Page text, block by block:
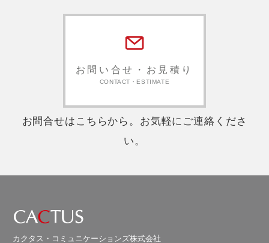
お問い合せ・お見積り
CONTACT・ESTIMATE
お問合せはこちらから。お気軽にご連絡くださ
い。
カクタス・コミュニケーションズ株式会社